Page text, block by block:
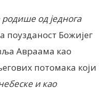
родише од једнога
поузданост Божијег
Авраама као
потомака који
и као